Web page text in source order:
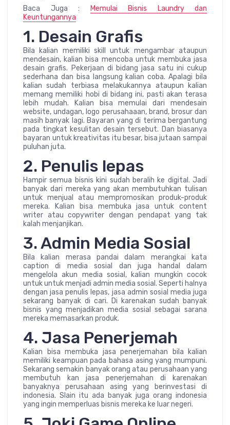
Baca Juga :
Memulai Bisnis Laundry dan
Keuntungannya
1. Desain Grafis
Bila kalian memiliki skill untuk mengambar ataupun
mendesain, kalian bisa mencoba untuk membuka jasa
desain grafis. Pekerjaan di bidang jasa satu ini cukup
sederhana dan bisa langsung kalian coba. Apalagi bila
kalian sudah terbiasa melakukannya ataupun kalian
memang memiliki hobi di bidang ini, pasti akan terasa
lebih mudah. Kalian bisa memulai dari mendesain
website, undagan, logo perusahaaan, brand, brosur dan
masih banyak lagi. Bayaran yang di terima bergantung
pada tingkat kesulitan desain tersebut. Dan biasanya
bayaran untuk kreativitas itu besar, bisa jutaan sampai
puluhan juta.
2. Penulis lepas
Hampir semua bisnis kini sudah beralih ke digital. Jadi
banyak dari mereka yang akan membutuhkan tulisan
untuk menjual atau mempromosikan produk-produk
mereka. Kalian bisa membuka jasa untuk content
writer atau copywriter dengan pendapat yang tak
kalah menjanjikan.
3. Admin Media Sosial
Bila kalian merasa pandai dalam merangkai kata
caption di media sosial dan juga handal dalam
mengelola akun media sosial, kalian mungkin cocok
untuk untuk menjadi admin media sosial. Seperti halnya
dengan jasa penulis lepas, jasa admin sosial media juga
sekarang banyak di cari. Di karenakan sudah banyak
bisnis yang menjadikan media sosial sebagai sarana
mereka memasarkan produk.
4. Jasa Penerjemah
Kalian bisa membuka jasa penerjemahan bila kalian
memiliki keampuan pada bahasa asing yang mumpuni.
Sekarang semakin banyak orang atau perusahaan yang
membutuh kan jasa penerjemahan di karenakan
banyaknya perusahaan asing yang berinvestasi di
indonesia. Slain itu ada banyak juga orang indonesia
yang ingin memperluas bisnis mereka ke luar negeri.